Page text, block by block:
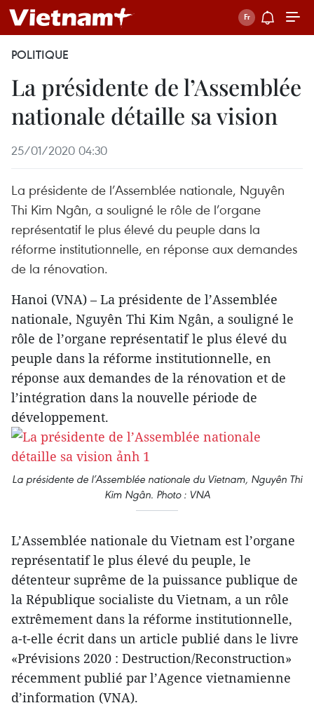
POLITIQUE
La présidente de l’Assemblée
nationale détaille sa vision
25/01/2020 04:30
La présidente de l’Assemblée nationale, Nguyên
Thi Kim Ngân, a souligné le rôle de l’organe
représentatif le plus élevé du peuple dans la
réforme institutionnelle, en réponse aux demandes
de la rénovation.
Hanoi (VNA) – La présidente de l’Assemblée
nationale, Nguyên Thi Kim Ngân, a souligné le
rôle de l’organe représentatif le plus élevé du
peuple dans la réforme institutionnelle, en
réponse aux demandes de la rénovation et de
l’intégration dans la nouvelle période de
développement.
La présidente de l’Assemblée nationale du Vietnam, Nguyên Thi
Kim Ngân. Photo : VNA
L’Assemblée nationale du Vietnam est l’organe
représentatif le plus élevé du peuple, le
détenteur suprême de la puissance publique de
la République socialiste du Vietnam, a un rôle
extrêmement dans la réforme institutionnelle,
a-t-elle écrit dans un article publié dans le livre
«Prévisions 2020 : Destruction/Reconstruction»
récemment publié par l’Agence vietnamienne
d’information (VNA).